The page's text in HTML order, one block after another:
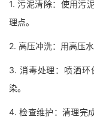
1. 污泥清除：使用污
理点。
2. 高压冲洗：用高压
3. 消毒处理：喷洒环
染。
4. 检查维护：清理完